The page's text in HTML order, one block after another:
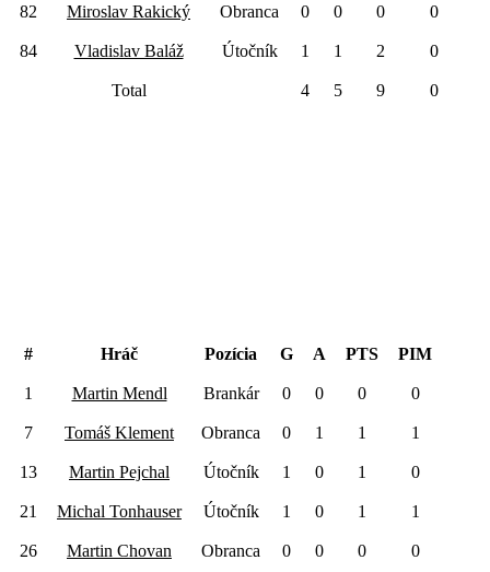
82 Miroslav Rakický Obranca 0 0 0 0
84 Vladislav Baláž Útočník 1 1 2 0
Total 4 5 9 0
# Hráč Pozícia G A PTS PIM
1 Martin Mendl Brankár 0 0 0 0
7 Tomáš Klement Obranca 0 1 1 1
13 Martin Pejchal Útočník 1 0 1 0
21 Michal Tonhauser Útočník 1 0 1 1
26 Martin Chovan Obranca 0 0 0 0